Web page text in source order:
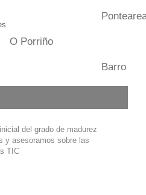
O Porriño
Barro
del grado de madurez
y asesoramos sobre las
TIC